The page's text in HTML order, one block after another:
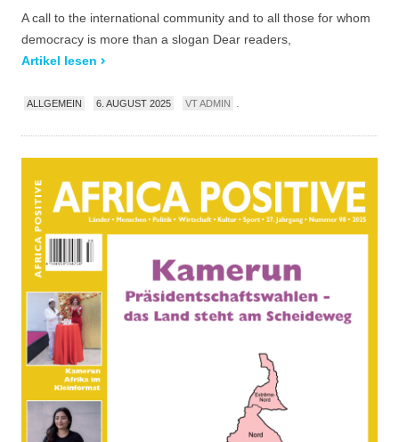
A call to the international community and to all those for whom
democracy is more than a slogan Dear readers,
Artikel lesen
ALLGEMEIN 6. AUGUST 2025 VT ADMIN